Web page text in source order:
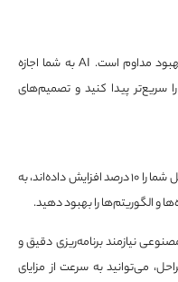
آخرین گام، بررسی نتایج به‌صورت دوره‌ای و بهبود مداوم است. AI به شما اجازه
پیدا کنید و تصمیم‌های
اگر دیدید که ابزارهای هوش مصنوعی نرخ تبدیل شما را ۱۰ درصد افزایش داده‌اند، به
را بهبود دهید.
برنامه‌ریزی دقیق و
به سرعت از مزایای